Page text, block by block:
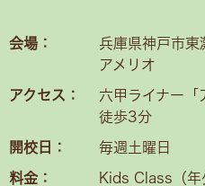
会場：
兵庫県神戸市
アメリオ
アクセス：
六甲ライナー「
徒歩3分
開校日： 毎週土曜日
料金：
Kids Class（